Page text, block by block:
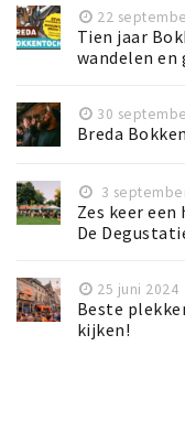
22
Tien jaar
wandelen en
30
Breda
3
Zes keer
De
25 juni 2024
Beste
kijken!